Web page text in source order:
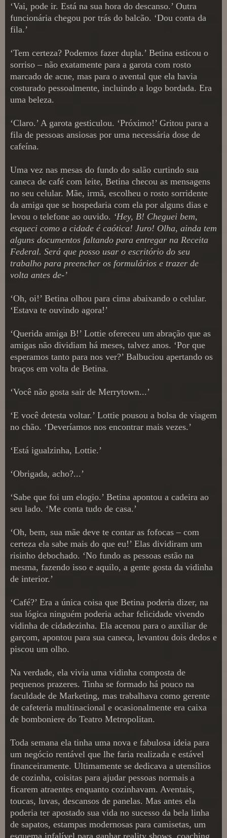
‘Vai, pode ir. Está na sua hora do descanso.’ Outra
funcionária chegou por trás do balcão. ‘Dou conta da
fila.’
‘Tem certeza? Podemos fazer dupla.’ Betina esticou o
sorriso – não exatamente para a garota com rosto
marcado de acne, mas para o avental que ela havia
costurado pessoalmente, incluindo a logo bordada. Era
uma beleza.
‘Claro.’ A garota gesticulou. ‘Próximo!’ Gritou para a
fila de pessoas ansiosas por uma necessária dose de
cafeína.
Uma vez nas mesas do fundo do salão curtindo sua
caneca de café com leite, Betina checou as mensagens
no seu celular. Mãe, irmã, escolheu o rosto sorridente
da amiga que se hospedaria com ela por alguns dias e
levou o telefone ao ouvido. ‘Hey, B! Cheguei bem,
esqueci como a cidade é caótica! Juro! Olha, ainda tem
alguns documentos faltando para entregar na Receita
Federal. Será que posso usar o escritório do seu
trabalho para preencher os formulários e trazer de
volta antes de-’
‘Oh, oi!’ Betina olhou para cima abaixando o celular.
‘Estava te ouvindo agora!’
‘Querida amiga B!’ Lottie ofereceu um abração que as
amigas não dividiam há meses, talvez anos. ‘Por que
esperamos tanto para nos ver?’ Balbuciou apertando os
braços em volta de Betina.
‘Você não gosta sair de Merrytown...’
‘E você detesta voltar.’ Lottie pousou a bolsa de viagem
no chão. ‘Deveríamos nos encontrar mais vezes.’
‘Está igualzinha, Lottie.’
‘Obrigada, acho?...’
‘Sabe que foi um elogio.’ Betina apontou a cadeira ao
seu lado. ‘Me conta tudo de casa.’
‘Oh, bem, sua mãe deve te contar as fofocas – com
certeza ela sabe mais do que eu!’ Elas dividiram um
risinho debochado. ‘No fundo as pessoas estão na
mesma, fazendo isso e aquilo, a gente gosta da vidinha
de interior.’
‘Café?’ Era a única coisa que Betina poderia dizer, na
sua lógica ninguém poderia achar felicidade vivendo
vidinha de cidadezinha. Ela acenou para o auxiliar de
garçom, apontou para sua caneca, levantou dois dedos e
piscou um olho.
Na verdade, ela vivia uma vidinha composta de
pequenos prazeres. Tinha se formado há pouco na
faculdade de Marketing, mas trabalhava como gerente
de cafeteria multinacional e ocasionalmente era caixa
de bomboniere do Teatro Metropolitan.
Toda semana ela tinha uma nova e fabulosa ideia para
um negócio rentável que lhe faria realizada e estável
financeiramente. Ultimamente se dedicava a utensílios
de cozinha, coisitas para ajudar pessoas normais a
ficarem atraentes enquanto cozinhavam. Aventais,
toucas, luvas, descansos de panelas. Mas antes ela
poderia ter apostado sua vida no sucesso da bela linha
de sapatos, estampas modernosas para camisetas, um
esquema infalível para ganhar reality shows, coaching